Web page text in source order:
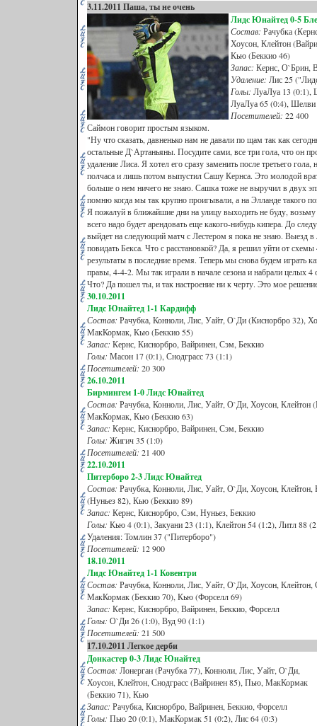
3.11.2011 Паша, ты не очень
Лидс Юнайтед 0-5
Состав: Рачубка
Хоусон, Клейтон
Кью (Беккио 46)
Запас: Кернс, О`Брин,
Удаление: Лис 25
Голы: ЛуаЛуа 13 (0:1),
ЛуаЛуа 65 (0:4), Шелви
Посетителей: 22 400
Саймон говорит простым языком.
"Ну что сказать, давненько нам не давали по щам так как
остальные Д`Артаньяны. Посудите сами, все три гола, что он
удаление Лиса. Я хотел его сразу заменить после третьего
полчаса и лишь потом выпустил Сашу Кернса. Это молодой
больше о нем ничего не знаю. Сашка тоже не выручил в двух
помню когда мы так крупно проигывали, а на Элланде такого
Я пожалуй в ближайшие дни на улицу выходить не буду,
всего надо будет арендовать еще какого-нибудь кипера. До
выйдет на следующий матч с Лестером я пока не знаю. Выезд в
повидать Бекса. Что с расстановкой? Да, я решил уйти от
результаты в последние время. Теперь мы снова будем играть
правы, 4-4-2. Мы так играли в начале сезона и набрали целых
Что? Да пошел ты, и так настроение ни к черту. Это мое
30.10.2011
Лидс Юнайтед 1-1 Кардифф
Состав: Рачубка, Конноли, Лис, Уайт, О`Ди (Киснорбро 32),
МакКормак, Кью (Беккио 55)
Запас: Кернс, Киснорбро, Вайринен, Сэм, Беккио
Голы: Масон 17 (0:1), Снодграсс 73 (1:1)
Посетителей: 20 300
26.10.2011
Бирмингем 1-0 Лидс Юнайтед
Состав: Рачубка, Конноли, Лис, Уайт, О`Ди, Хоусон, Клейтон
МакКормак, Кью (Беккио 63)
Запас: Кернс, Киснорбро, Вайринен, Сэм, Беккио
Голы: Жигич 35 (1:0)
Посетителей: 21 400
22.10.2011
Питерборо2-3 Лидс Юнайтед
Состав: Рачубка, Конноли, Лис, Уайт, О`Ди, Хоусон,
(Нуньез 82), Кью (Беккио 89)
Запас: Кернс, Киснорбро, Сэм, Нуньез, Беккио
Голы: Кью 4 (0:1), Закуани 23 (1:1), Клейтон 54 (1:2), Литл 88
Удаления: Томлин 37 ("Питерборо")
Посетителей: 12 900
18.10.2011
Лидс Юнайтед 1-1 Ковентри
Состав: Рачубка, Конноли, Лис, Уайт, О`Ди, Хоусон, Клейтон,
МакКормак (Беккио 70), Кью (Форселл 69)
Запас: Кернс, Киснорбро, Вайринен, Беккио, Форселл
Голы: О`Ди 26 (1:0), Вуд 90 (1:1)
Посетителей: 21 500
17.10.2011 Легкое дерби
Донкастер0-3 Лидс Юнайтед
Состав: Лонерган (Рачубка 77), Конноли, Лис, Уайт, О`Ди,
Хоусон, Клейтон, Снодграсс (Вайринен 85), Пью, МакКормак
(Беккио 71), Кью
Запас: Рачубка, Киснорбро, Вайринен, Беккио, Форселл
Голы: Пью 20 (0:1), МакКормак 51 (0:2), Лис 64 (0:3)